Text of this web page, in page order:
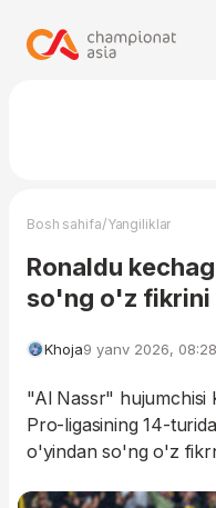
Bosh sahifa/Yangiliklar
Ronaldu
so'ng o'z
Khoja9 yanv 2026, 08:28
"Al Nassr" hujumchisi
Pro-ligasining 14-
o'yindan so'ng o'z